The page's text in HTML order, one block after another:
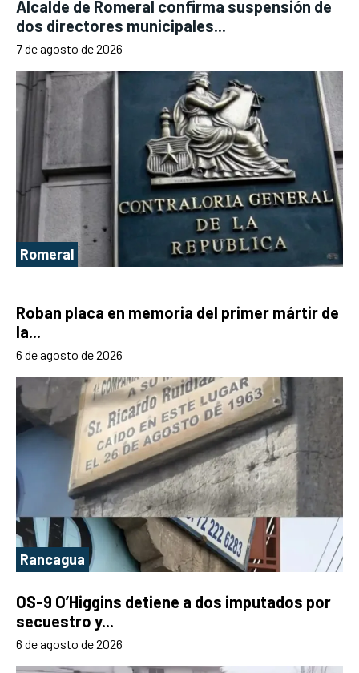
Alcalde de Romeral confirma suspensión de
dos directores municipales...
7 de agosto de 2026
Romeral
Roban placa en memoria del primer mártir de
la...
6 de agosto de 2026
Rancagua
OS-9 O’Higgins detiene a dos imputados por
secuestro y...
6 de agosto de 2026